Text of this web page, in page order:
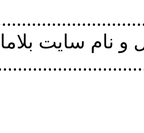
نام سايت